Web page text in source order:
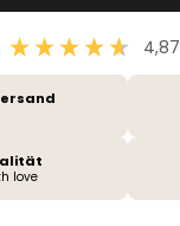
4,87
love